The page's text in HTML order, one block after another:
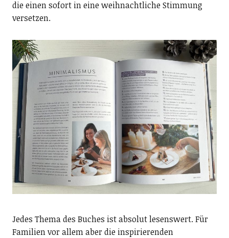
die einen sofort in eine weihnachtliche Stimmung
versetzen.
Jedes Thema des Buches ist absolut lesenswert. Für
Familien vor allem aber die inspirierenden